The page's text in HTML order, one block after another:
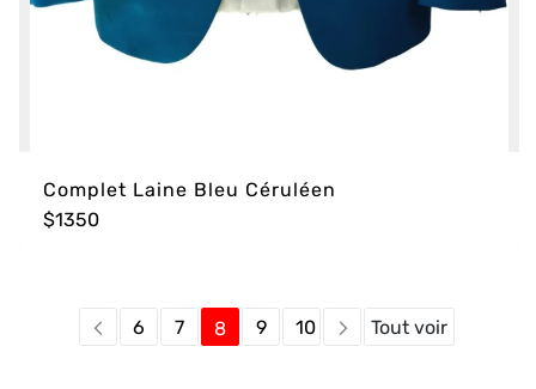
Complet Laine Bleu Céruléen
$1350
Page
Page
Page
6 Page
7 Vous lisez actuellement la
8 Page
9 Page
10
Page
Tout voir